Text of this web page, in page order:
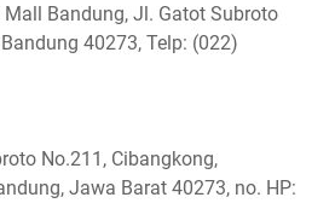
Bandung, Jl. Gatot Subroto
40273, Telp: (022)
No.211, Cibangkong,
Jawa Barat 40273, no. HP: